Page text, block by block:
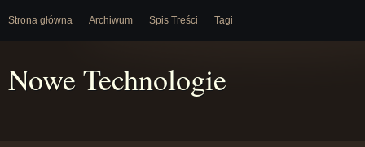
Strona główna Archiwum Spis Treści Tagi
Nowe Technologie